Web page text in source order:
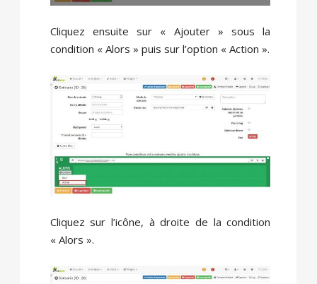
Cliquez ensuite sur « Ajouter » sous la
condition « Alors » puis sur l’option « Action ».
Cliquez sur l’icône, à droite de la condition
« Alors ».